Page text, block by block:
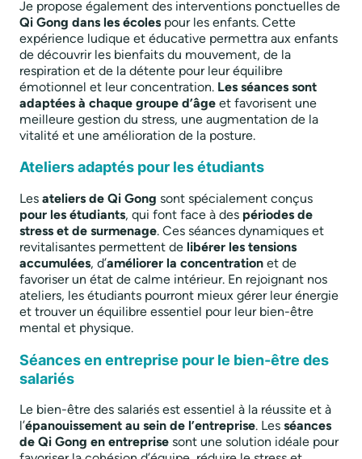
Je propose également des interventions ponctuelles de
Qi Gong dans les écoles pour les enfants. Cette
expérience ludique et éducative permettra aux enfants
de découvrir les bienfaits du mouvement, de la
respiration et de la détente pour leur équilibre
émotionnel et leur concentration. Les séances sont
adaptées à chaque groupe d’âge et favorisent une
meilleure gestion du stress, une augmentation de la
vitalité et une amélioration de la posture.
Ateliers adaptés pour les étudiants
Les ateliers de Qi Gong sont spécialement conçus
pour les étudiants, qui font face à des périodes de
stress et de surmenage. Ces séances dynamiques et
revitalisantes permettent de libérer les tensions
accumulées, d’améliorer la concentration et de
favoriser un état de calme intérieur. En rejoignant nos
ateliers, les étudiants pourront mieux gérer leur énergie
et trouver un équilibre essentiel pour leur bien-être
mental et physique.
Séances en entreprise pour le bien-être des
salariés
Le bien-être des salariés est essentiel à la réussite et à
l’épanouissement au sein de l’entreprise. Les séances
de Qi Gong en entreprise sont une solution idéale pour